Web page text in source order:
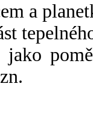
a
jako